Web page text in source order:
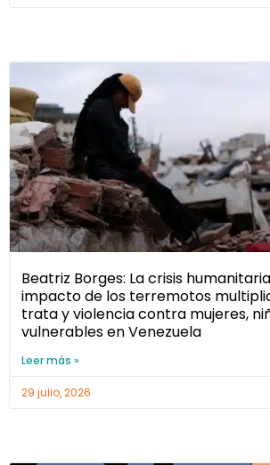
Beatriz Borges: La crisis
impacto de los terremotos
trata y violencia contra mujeres,
vulnerables en Venezuela
Leer más »
29 julio, 2026